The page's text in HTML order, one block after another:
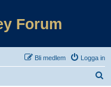
Forum
Logga in
Bli medlem